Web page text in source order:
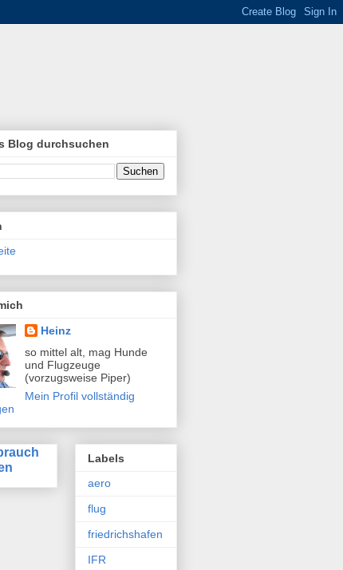
Blog durchsuchen
Heinz
so mittel alt, mag Hunde
und Flugzeuge
(vorzugsweise Piper)
Mein Profil vollständig
Labels
aero
flug
friedrichshafen
IFR